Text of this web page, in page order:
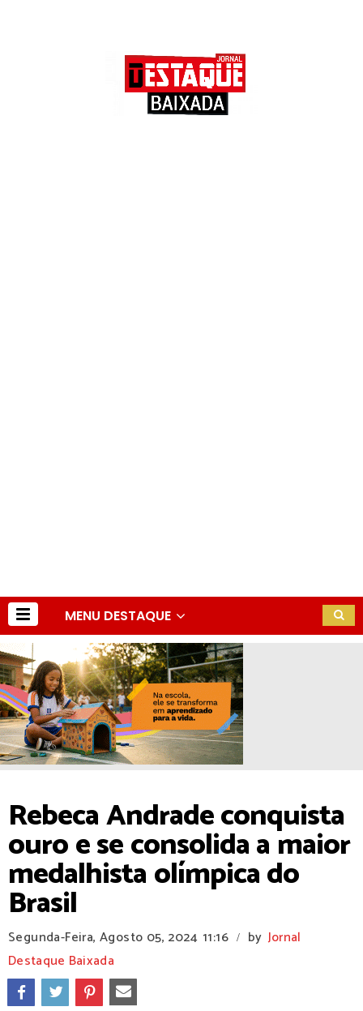
MENU DESTAQUE
Rebeca Andrade conquista
ouro e se consolida a maior
medalhista olímpica do
Brasil
Segunda-Feira, Agosto 05, 2024 11:16 / by Jornal
Destaque Baixada